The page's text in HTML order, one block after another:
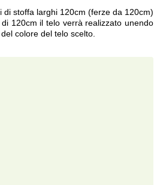
stoffa larghi 120cm (ferze da 120cm)
120cm il telo verrà realizzato unendo
colore del telo scelto.